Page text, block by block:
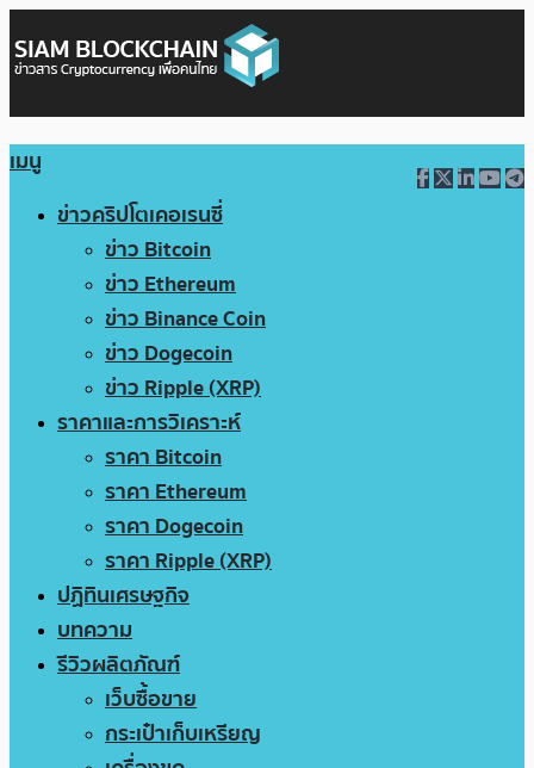
เมนู
ข่าวคริปโตเคอเรนซี่
ข่าว Bitcoin
ข่าว Ethereum
ข่าว Binance Coin
ข่าว Dogecoin
ข่าว Ripple (XRP)
ราคาและการวิเคราะห์
ราคา Bitcoin
ราคา Ethereum
ราคา Dogecoin
ราคา Ripple (XRP)
ปฏิทินเศรษฐกิจ
บทความ
รีวิวผลิตภัณฑ์
เว็บซื้อขาย
กระเป๋าเก็บเหรียญ